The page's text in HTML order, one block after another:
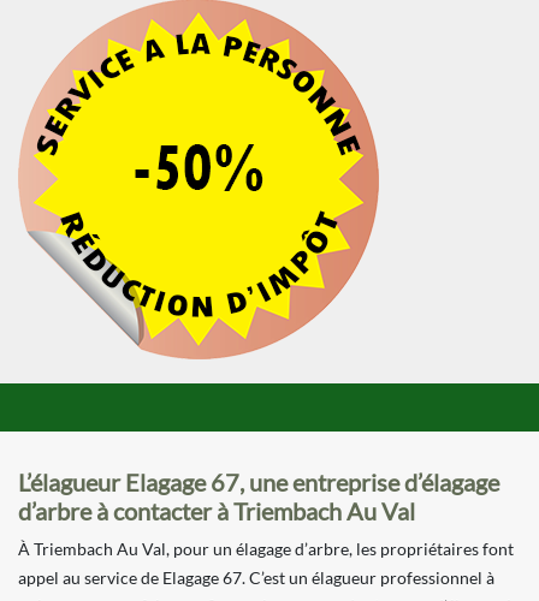
L’élagueur Elagage 67, une entreprise d’élagage
d’arbre à contacter à Triembach Au Val
À Triembach Au Val, pour un élagage d’arbre, les propriétaires font
appel au service de Elagage 67. C’est un élagueur professionnel à